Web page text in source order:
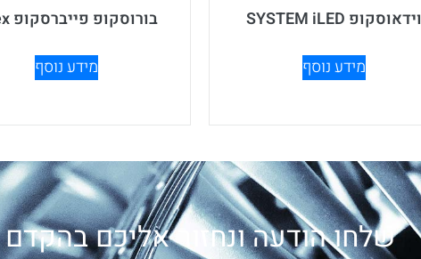
וידאוסקופ SYSTEM iLED
מידע נוסף
בורוסקופ פייברסקופ iFlex
מידע נוסף
שלחו הודעה ונחזור אליכם בהקדם